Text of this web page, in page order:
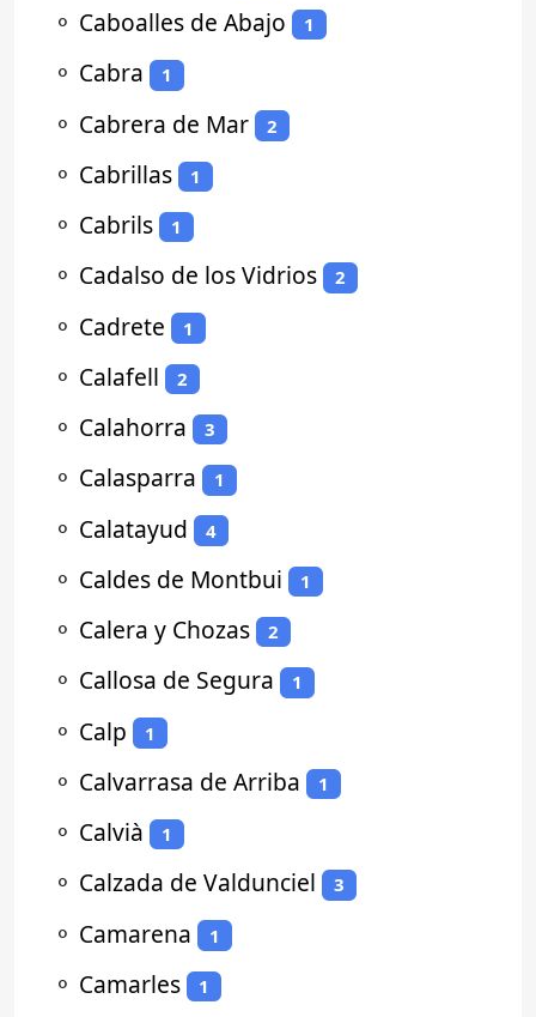
⚬ Caboalles de Abajo 1
⚬ Cabra 1
⚬ Cabrera de Mar 2
⚬ Cabrillas 1
⚬ Cabrils 1
⚬ Cadalso de los Vidrios 2
⚬ Cadrete 1
⚬ Calafell 2
⚬ Calahorra 3
⚬ Calasparra 1
⚬ Calatayud 4
⚬ Caldes de Montbui 1
⚬ Calera y Chozas 2
⚬ Callosa de Segura 1
⚬ Calp 1
⚬ Calvarrasa de Arriba 1
⚬ Calvià 1
⚬ Calzada de Valdunciel 3
⚬ Camarena 1
⚬ Camarles 1